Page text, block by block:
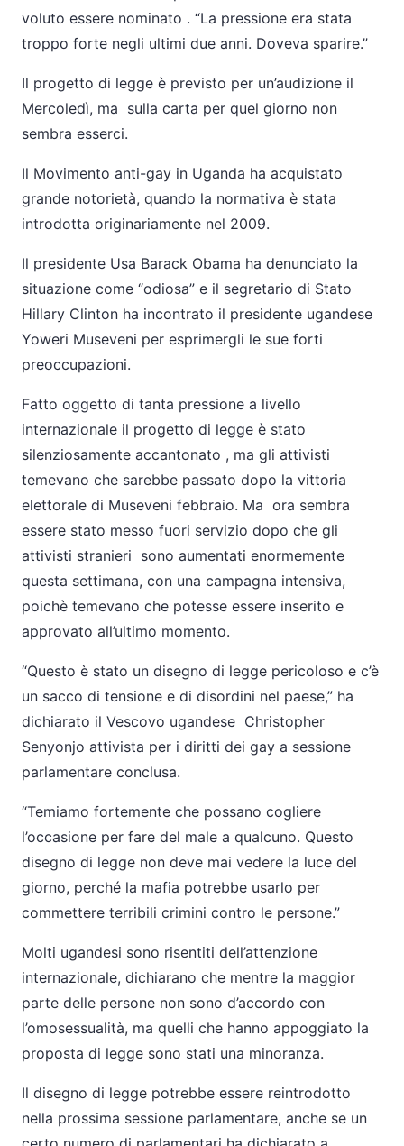
voluto essere nominato . “La pressione era stata
troppo forte negli ultimi due anni. Doveva sparire.”
Il progetto di legge è previsto per un’audizione il
Mercoledì, ma sulla carta per quel giorno non
sembra esserci.
Il Movimento anti-gay in Uganda ha acquistato
grande notorietà, quando la normativa è stata
introdotta originariamente nel 2009.
Il presidente Usa Barack Obama ha denunciato la
situazione come “odiosa” e il segretario di Stato
Hillary Clinton ha incontrato il presidente ugandese
Yoweri Museveni per esprimergli le sue forti
preoccupazioni.
Fatto oggetto di tanta pressione a livello
internazionale il progetto di legge è stato
silenziosamente accantonato , ma gli attivisti
temevano che sarebbe passato dopo la vittoria
elettorale di Museveni febbraio. Ma ora sembra
essere stato messo fuori servizio dopo che gli
attivisti stranieri sono aumentati enormemente
questa settimana, con una campagna intensiva,
poichè temevano che potesse essere inserito e
approvato all’ultimo momento.
“Questo è stato un disegno di legge pericoloso e c’è
un sacco di tensione e di disordini nel paese,” ha
dichiarato il Vescovo ugandese Christopher
Senyonjo attivista per i diritti dei gay a sessione
parlamentare conclusa.
“Temiamo fortemente che possano cogliere
l’occasione per fare del male a qualcuno. Questo
disegno di legge non deve mai vedere la luce del
giorno, perché la mafia potrebbe usarlo per
commettere terribili crimini contro le persone.”
Molti ugandesi sono risentiti dell’attenzione
internazionale, dichiarano che mentre la maggior
parte delle persone non sono d’accordo con
l’omosessualità, ma quelli che hanno appoggiato la
proposta di legge sono stati una minoranza.
Il disegno di legge potrebbe essere reintrodotto
nella prossima sessione parlamentare, anche se un